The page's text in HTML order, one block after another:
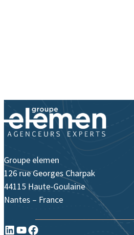
Groupe elemen
126 rue Georges Charpak
44115 Haute-Goulaine
Nantes – France
LinkedIn
YouTube
Facebook